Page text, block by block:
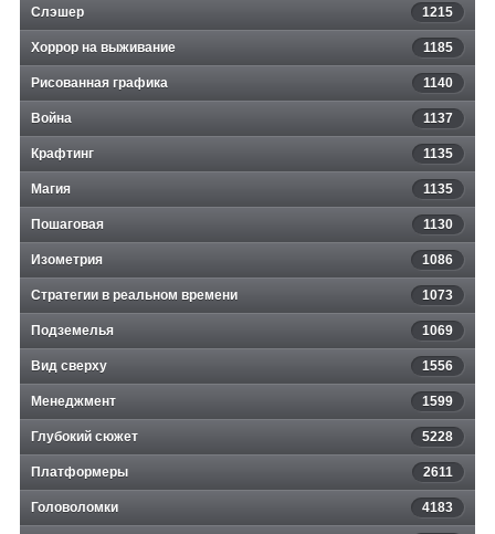
Слэшер 1215
Хоррор на выживание 1185
Рисованная графика 1140
Война 1137
Крафтинг 1135
Магия 1135
Пошаговая 1130
Изометрия 1086
Стратегии в реальном времени 1073
Подземелья 1069
Вид сверху 1556
Менеджмент 1599
Глубокий сюжет 5228
Платформеры 2611
Головоломки 4183